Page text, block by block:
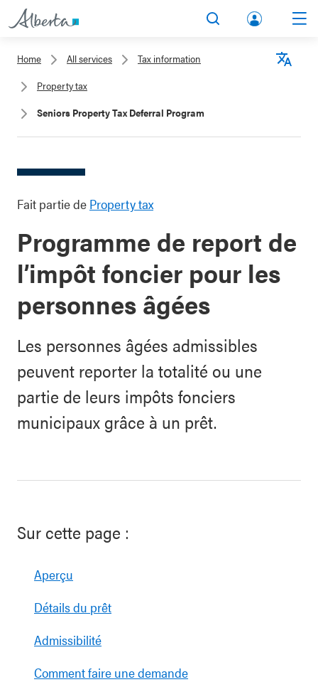
lbert
Home All services
Tax information
Property tax
Seniors Property Tax Deferral Program
Fait partie de Property tax
Programme de report de
l’impôt foncier pour les
personnes âgées
Les personnes âgées admissibles
peuvent reporter la totalité ou une
partie de leurs impôts fonciers
municipaux grâce à un prêt.
Sur cette page :
Aperçu
Détails du prêt
Admissibilité
Comment faire une demande